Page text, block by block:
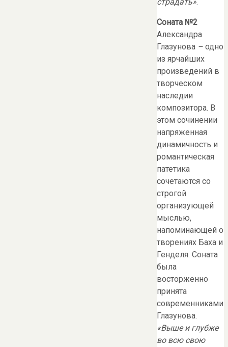
Соната №2
Александра
Глазунова – одно
из ярчайших
произведений в
творческом
наследии
композитора. В
этом сочинении
напряженная
динамичность и
романтическая
патетика
сочетаются со
строгой
организующей
мыслью,
напоминающей о
творениях Баха и
Генделя. Соната
была
восторженно
принята
современниками
Глазунова.
«Выше и глубже
во всю свою